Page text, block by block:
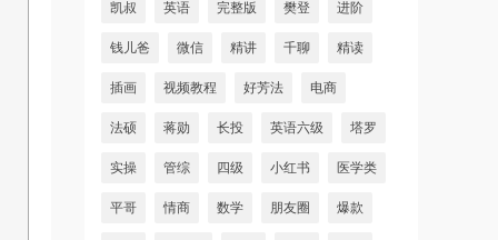
凯叔 英语 完整版 樊登 进阶
钱儿爸 微信 精讲 千聊 精读
插画 视频教程 好芳法 电商
法硕 蒋勋 长投 英语六级 塔罗
实操 管综 四级 小红书 医学类
平哥 情商 数学 朋友圈 爆款